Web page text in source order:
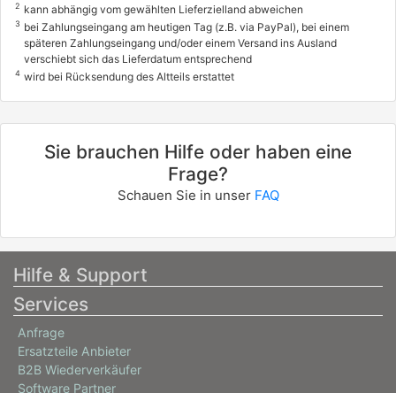
2 kann abhängig vom gewählten Lieferzielland abweichen
3 bei Zahlungseingang am heutigen Tag (z.B. via PayPal), bei einem
späteren Zahlungseingang und/oder einem Versand ins Ausland
verschiebt sich das Lieferdatum entsprechend
4 wird bei Rücksendung des Altteils erstattet
Sie brauchen Hilfe oder haben eine
Frage?
Schauen Sie in unser FAQ
Hilfe & Support
Services
Anfrage
Ersatzteile Anbieter
B2B Wiederverkäufer
Software Partner